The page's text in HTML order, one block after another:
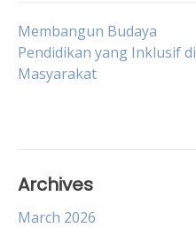
Post
navigation
Membangun Budaya
Pendidikan yang Inklusif di
Masyarakat
Archives
March 2026